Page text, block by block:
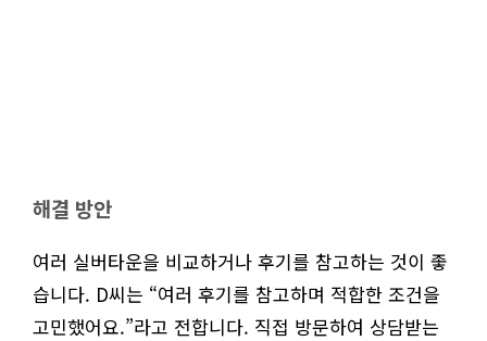
해결 방안
여러 실버타운을 비교하거나 후기를 참고하는 것이 좋
습니다. D씨는 “여러 후기를 참고하며 적합한 조건을
고민했어요.”라고 전합니다. 직접 방문하여 상담받는